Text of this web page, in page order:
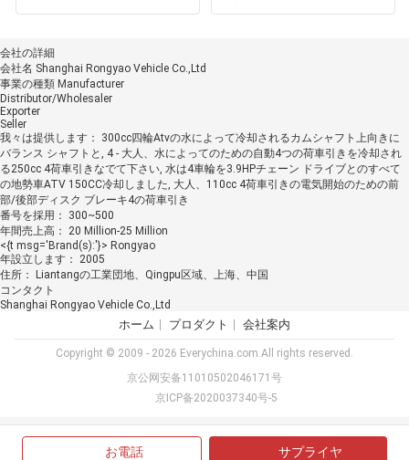
会社の詳細
会社名 Shanghai Rongyao Vehicle Co.,Ltd
事業の種類 Manufacturer
Distributor/Wholesaler
Exporter
Seller
我々は提供します：
300cc四輪Atvの水によって冷却されるカムシャフト上向きに
バランス シャフトと, 4 - 大人、水によってのための自動4つの荷車引きを冷却され
る250cc 4荷車引きなでて下さい, 水は4車輪を3.9HPチェーン ドライブとのすべて
の地勢車ATV 150CC冷却しました, 大人、110cc 4荷車引きの電気開始のための前
部/後部ディスク ブレーキ4の荷車引き
番号を採用：
300~500
年間売上高：
20 Million-25 Million
<{t msg='Brand(s):'}> Rongyao
年設立します：
2005
住所：
Liantangの工業団地、Qingpu区域、上海、中国
コンタクト
Shanghai Rongyao Vehicle Co.,Ltd
お電話 サプライヤ
ホーム プロダクト 会社案内
Copyright © 2009 - 2026 Everychina.com.All rights reserved.
京公网安备11010502046171号
京ICP备2020037340号-5